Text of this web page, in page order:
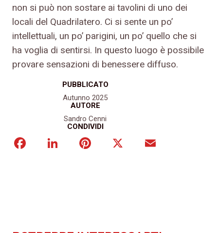
PUBBLICATO
Autunno 2025
AUTORE
Sandro Cenni
CONDIVIDI
FacebookLinkedInPinterest
non si può non sostare ai tavolini di uno dei
locali del Quadrilatero. Ci si sente un po’
intellettuali, un po’ parigini, un po’ quello che si
ha voglia di sentirsi. In questo luogo è possibile
provare sensazioni di benessere diffuso.